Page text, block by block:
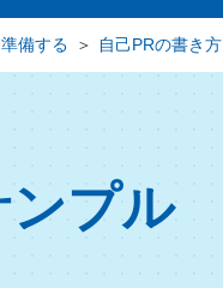
備する 自己PRの書き方
ンプル